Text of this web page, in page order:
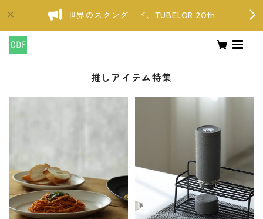
世界のスタンダード、TUBELOR 20th
推しアイテム特集